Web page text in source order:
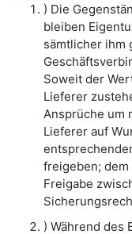
) Die
bleiben
sämtlicher ihm
Soweit der
Lieferer
Ansprüche um
Lieferer auf
freigeben;
Freigabe
) Während des